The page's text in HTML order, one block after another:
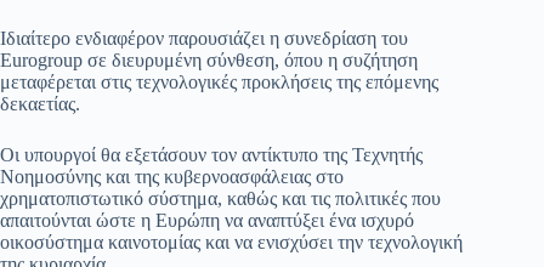
Ιδιαίτερο ενδιαφέρον παρουσιάζει η συνεδρίαση του
Eurogroup σε διευρυμένη σύνθεση, όπου η συζήτηση
μεταφέρεται στις τεχνολογικές προκλήσεις της επόμενης
δεκαετίας.
Οι υπουργοί θα εξετάσουν τον αντίκτυπο της Τεχνητής
Νοημοσύνης και της κυβερνοασφάλειας στο
χρηματοπιστωτικό σύστημα, καθώς και τις πολιτικές που
απαιτούνται ώστε η Ευρώπη να αναπτύξει ένα ισχυρό
οικοσύστημα καινοτομίας και να ενισχύσει την τεχνολογική